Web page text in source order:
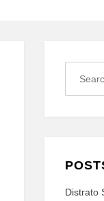
Distrato